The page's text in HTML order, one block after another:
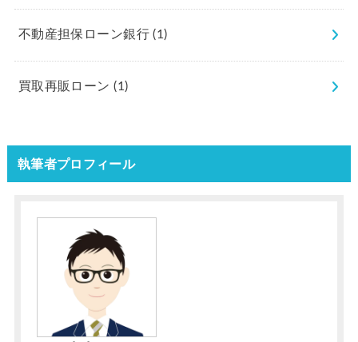
不動産担保ローン銀行(1)
買取再販ローン(1)
執筆者プロフィール